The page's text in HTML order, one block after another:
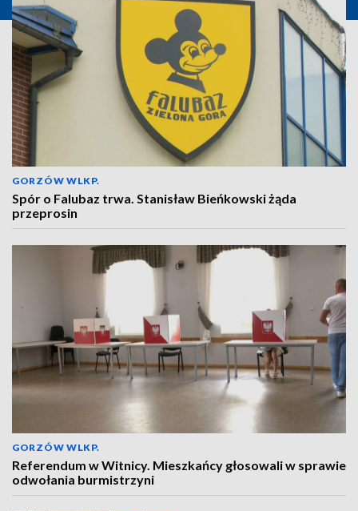
GORZÓW WLKP.
Spór o Falubaz trwa. Stanisław Bieńkowski żąda
przeprosin
GORZÓW WLKP.
Referendum w Witnicy. Mieszkańcy głosowali w sprawie
odwołania burmistrzyni